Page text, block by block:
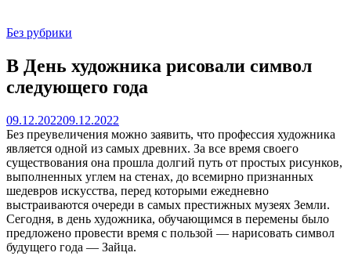
Без рубрики
В День художника рисовали символ
следующего года
09.12.202209.12.2022
Без преувеличения можно заявить, что профессия художника
является одной из самых древних. За все время своего
существования она прошла долгий путь от простых рисунков,
выполненных углем на стенах, до всемирно признанных
шедевров искусства, перед которыми ежедневно
выстраиваются очереди в самых престижных музеях Земли.
Сегодня, в день художника, обучающимся в перемены было
предложено провести время с пользой — нарисовать символ
будущего года — Зайца.